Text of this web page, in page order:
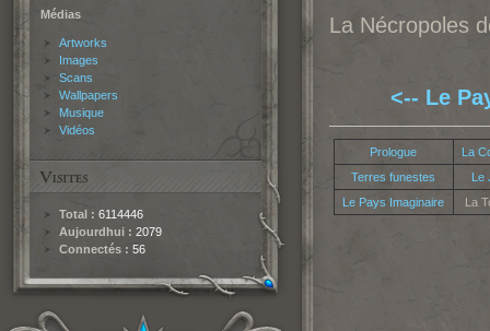
Médias
Artworks
Images
Scans
Wallpapers
Musique
Vidéos
Total : 6114446
Aujourdhui : 2079
Connectés : 56
La Nécropoles
<-- Le
Prologue
La
Terres funestes
Le
Le Pays Imaginaire
La